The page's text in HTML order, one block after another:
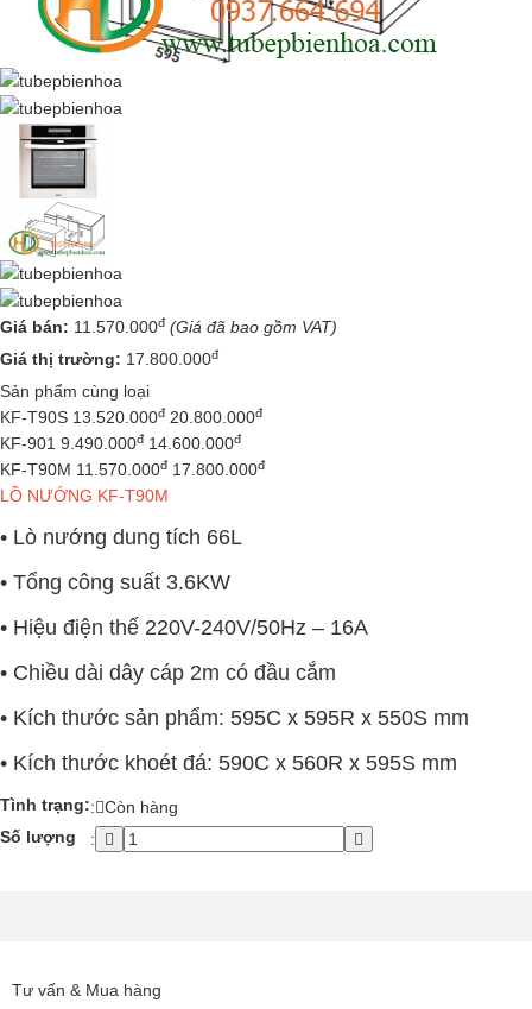
Giá bán: 11.570.000đ (Giá đã bao gồm VAT)
Giá thị trường: 17.800.000đ
Sản phẩm cùng loại
KF-T90S 13.520.000đ 20.800.000đ
KF-901 9.490.000đ 14.600.000đ
KF-T90M 11.570.000đ 17.800.000đ
LỒ NƯỚNG KF-T90M
• Lò nướng dung tích 66L
• Tổng công suất 3.6KW
• Hiệu điện thế 220V-240V/50Hz – 16A
• Chiều dài dây cáp 2m có đầu cắm
• Kích thước sản phẩm: 595C x 595R x 550S mm
• Kích thước khoét đá: 590C x 560R x 595S mm
Tình trạng:: Còn hàng
Số lượng
:
Tư vấn & Mua hàng